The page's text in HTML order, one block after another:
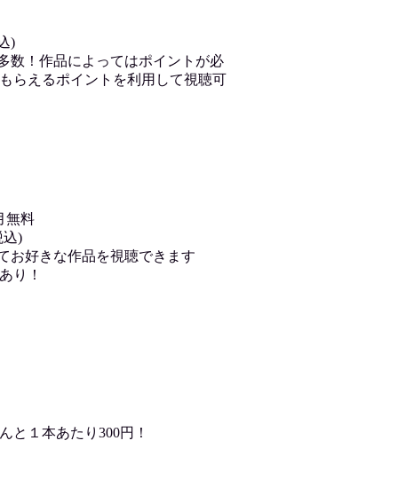
)
！作品によってはポイントが必
らえるポイントを利用して視聴可
無料
込)
お好きな作品を視聴できます
り！
と１本あたり300円！